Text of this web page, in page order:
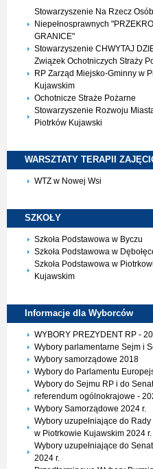
Stowarzyszenie Na Rzecz Osób
Niepełnosprawnych
GRANICE"
Stowarzyszenie CHWYTAJ
Związek Ochotniczych Straży
RP Zarząd Miejsko-Gminny w
Kujawskim
Ochotnicze Straże Pożarne
Stowarzyszenie Rozwoju
Piotrków Kujawski
WARSZTATY TERAPII
WTZ w Nowej Wsi
SZKOŁY
Szkoła Podstawowa w Byczu
Szkoła Podstawowa w
Szkoła Podstawowa w
Kujawskim
Informacje dla Wyborców
WYBORY PREZYDENT RP -
Wybory parlamentarne Sejm i
Wybory samorządowe 2018
Wybory do Parlamentu
Wybory do Sejmu RP i do
referendum ogólnokrajowe -
Wybory Samorządowe 2024 r.
Wybory uzupełniające do
w Piotrkowie Kujawskim 2024 r.
Wybory uzupełniające do
2024 r.